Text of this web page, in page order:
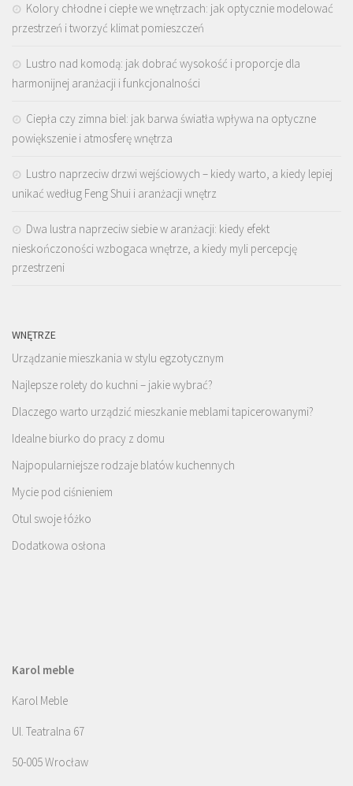
Kolory chłodne i ciepłe we wnętrzach: jak optycznie modelować
przestrzeń i tworzyć klimat pomieszczeń
Lustro nad komodą: jak dobrać wysokość i proporcje dla
harmonijnej aranżacji i funkcjonalności
Ciepła czy zimna biel: jak barwa światła wpływa na optyczne
powiększenie i atmosferę wnętrza
Lustro naprzeciw drzwi wejściowych – kiedy warto, a kiedy lepiej
unikać według Feng Shui i aranżacji wnętrz
Dwa lustra naprzeciw siebie w aranżacji: kiedy efekt
nieskończoności wzbogaca wnętrze, a kiedy myli percepcję
przestrzeni
WNĘTRZE
Urządzanie mieszkania w stylu egzotycznym
Najlepsze rolety do kuchni – jakie wybrać?
Dlaczego warto urządzić mieszkanie meblami tapicerowanymi?
Idealne biurko do pracy z domu
Najpopularniejsze rodzaje blatów kuchennych
Mycie pod ciśnieniem
Otul swoje łóżko
Dodatkowa osłona
Karol meble
Karol Meble
Ul. Teatralna 67
50-005 Wrocław